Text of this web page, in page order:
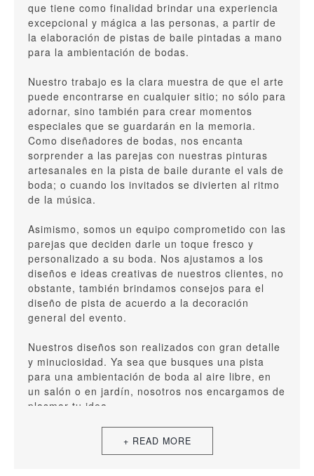
que tiene como finalidad brindar una experiencia
excepcional y mágica a las personas, a partir de
la elaboración de pistas de baile pintadas a mano
para la ambientación de bodas.
Nuestro trabajo es la clara muestra de que el arte
puede encontrarse en cualquier sitio; no sólo para
adornar, sino también para crear momentos
especiales que se guardarán en la memoria.
Como diseñadores de bodas, nos encanta
sorprender a las parejas con nuestras pinturas
artesanales en la pista de baile durante el vals de
boda; o cuando los invitados se divierten al ritmo
de la música.
Asimismo, somos un equipo comprometido con las
parejas que deciden darle un toque fresco y
personalizado a su boda. Nos ajustamos a los
diseños e ideas creativas de nuestros clientes, no
obstante, también brindamos consejos para el
diseño de pista de acuerdo a la decoración
general del evento.
Nuestros diseños son realizados con gran detalle
y minuciosidad. Ya sea que busques una pista
para una ambientación de boda al aire libre, en
un salón o en jardín, nosotros nos encargamos de
plasmar tu idea.
¡Deja la decoración de tu pista de baile en